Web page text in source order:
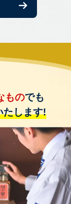
ものでも
たします!